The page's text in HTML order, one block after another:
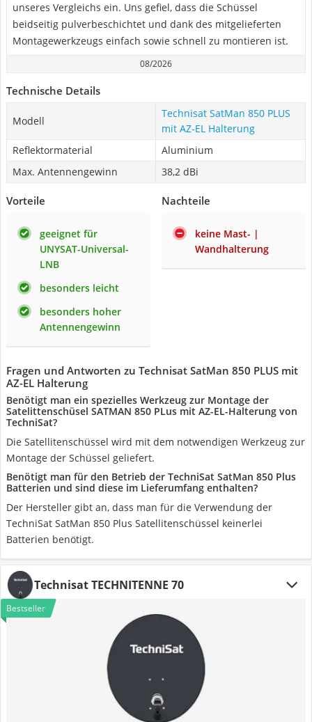
unseres Vergleichs ein. Uns gefiel, dass die Schüssel
beidseitig pulverbeschichtet und dank des mitgelieferten
Montagewerkzeugs einfach sowie schnell zu montieren ist.
08/2026
Technische Details
Modell
Technisat SatMan 850 PLUS
mit AZ-EL Halterung
Reflektormaterial
Aluminium
Max. Antennengewinn
38,2 dBi
Vorteile
geeignet für
UNYSAT-Universal-
LNB
besonders leicht
besonders hoher
Antennengewinn
Nachteile
keine Mast- |
Wandhalterung
Fragen und Antworten zu Technisat SatMan 850 PLUS mit
AZ-EL Halterung
Benötigt man ein spezielles Werkzeug zur Montage der
Satelittenschüsel SATMAN 850 PLus mit AZ-EL-Halterung von
TechniSat?
Die Satellitenschüssel wird mit dem notwendigen Werkzeug zur
Montage der Schüssel geliefert.
Benötigt man für den Betrieb der TechniSat SatMan 850 Plus
Batterien und sind diese im Lieferumfang enthalten?
Der Hersteller gibt an, dass man für die Verwendung der
TechniSat SatMan 850 Plus Satellitenschüssel keinerlei
Batterien benötigt.
Technisat TECHNITENNE 70
Bestseller